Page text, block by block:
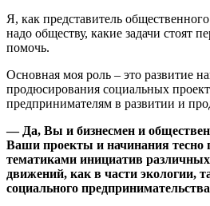
Я, как представитель
надо обществу, какие задачи стоят
помочь.
Основная моя роль – это развитие
продюсирования социальных
предпринимателям в развитии и
— Да, Вы и бизнесмен и
Ваши проекты и начинания тесно
тематиками инициатив
движений, как в части экологии,
социального